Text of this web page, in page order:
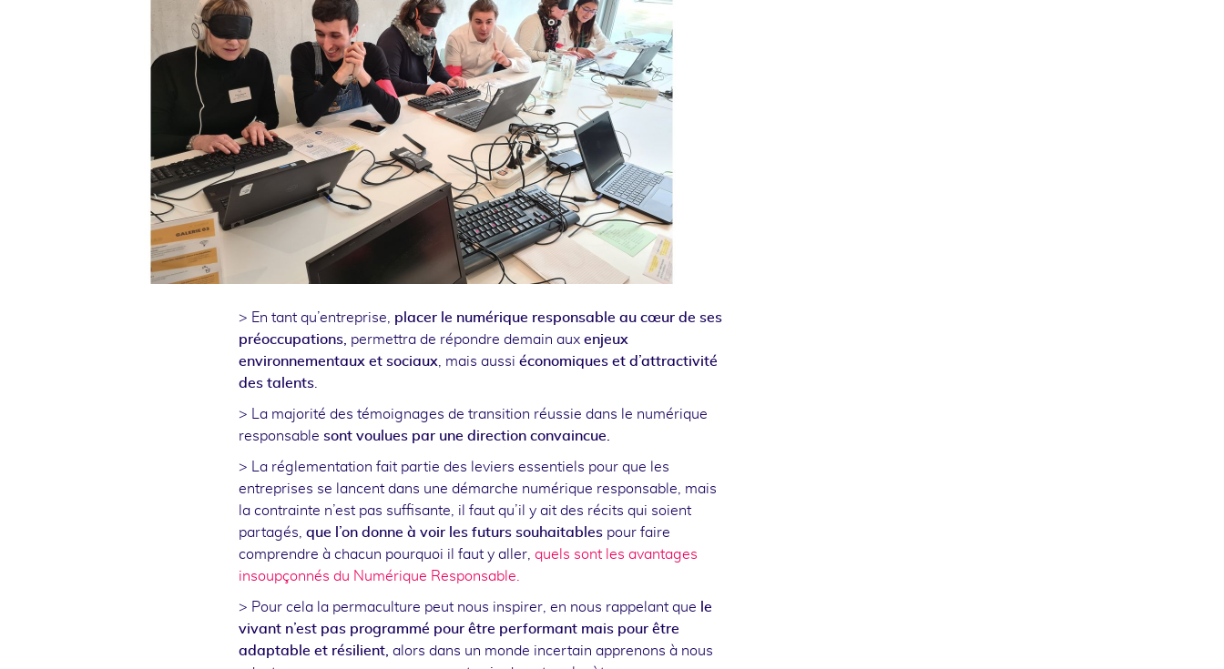
> En tant qu’entreprise, placer le numérique responsable au cœur de ses
préoccupations, permettra de répondre demain aux enjeux
environnementaux et sociaux, mais aussi économiques et d’attractivité
des talents.
> La majorité des témoignages de transition réussie dans le numérique
responsable sont voulues par une direction convaincue.
> La réglementation fait partie des leviers essentiels pour que les
entreprises se lancent dans une démarche numérique responsable, mais
la contrainte n’est pas suffisante, il faut qu’il y ait des récits qui soient
partagés, que l’on donne à voir les futurs souhaitables pour faire
comprendre à chacun pourquoi il faut y aller, quels sont les avantages
insoupçonnés du Numérique Responsable.
> Pour cela la permaculture peut nous inspirer, en nous rappelant que le
vivant n’est pas programmé pour être performant mais pour être
adaptable et résilient, alors dans un monde incertain apprenons à nous